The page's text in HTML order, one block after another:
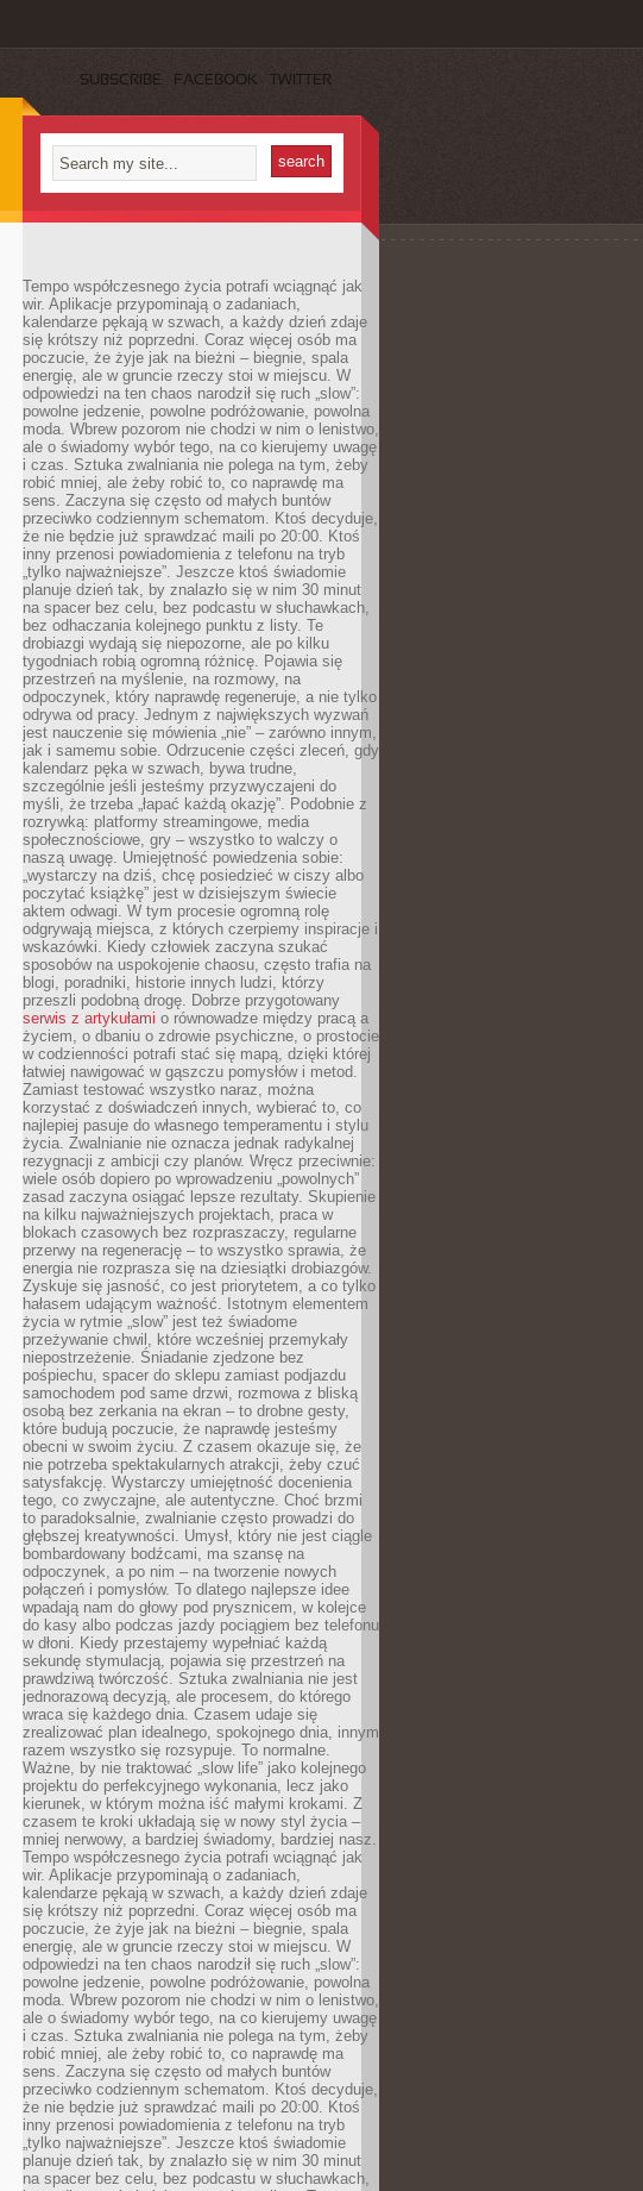
SUBSCRIBE FACEBOOK TWITTER
Tempo współczesnego życia potrafi wciągnąć jak
wir. Aplikacje przypominają o zadaniach,
kalendarze pękają w szwach, a każdy dzień zdaje
się krótszy niż poprzedni. Coraz więcej osób ma
poczucie, że żyje jak na bieżni – biegnie, spala
energię, ale w gruncie rzeczy stoi w miejscu. W
odpowiedzi na ten chaos narodził się ruch „slow”:
powolne jedzenie, powolne podróżowanie, powolna
moda. Wbrew pozorom nie chodzi w nim o lenistwo,
ale o świadomy wybór tego, na co kierujemy uwagę
i czas. Sztuka zwalniania nie polega na tym, żeby
robić mniej, ale żeby robić to, co naprawdę ma
sens. Zaczyna się często od małych buntów
przeciwko codziennym schematom. Ktoś decyduje,
że nie będzie już sprawdzać maili po 20:00. Ktoś
inny przenosi powiadomienia z telefonu na tryb
„tylko najważniejsze”. Jeszcze ktoś świadomie
planuje dzień tak, by znalazło się w nim 30 minut
na spacer bez celu, bez podcastu w słuchawkach,
bez odhaczania kolejnego punktu z listy. Te
drobiazgi wydają się niepozorne, ale po kilku
tygodniach robią ogromną różnicę. Pojawia się
przestrzeń na myślenie, na rozmowy, na
odpoczynek, który naprawdę regeneruje, a nie tylko
odrywa od pracy. Jednym z największych wyzwań
jest nauczenie się mówienia „nie” – zarówno innym,
jak i samemu sobie. Odrzucenie części zleceń, gdy
kalendarz pęka w szwach, bywa trudne,
szczególnie jeśli jesteśmy przyzwyczajeni do
myśli, że trzeba „łapać każdą okazję”. Podobnie z
rozrywką: platformy streamingowe, media
społecznościowe, gry – wszystko to walczy o
naszą uwagę. Umiejętność powiedzenia sobie:
„wystarczy na dziś, chcę posiedzieć w ciszy albo
poczytać książkę” jest w dzisiejszym świecie
aktem odwagi. W tym procesie ogromną rolę
odgrywają miejsca, z których czerpiemy inspiracje i
wskazówki. Kiedy człowiek zaczyna szukać
sposobów na uspokojenie chaosu, często trafia na
blogi, poradniki, historie innych ludzi, którzy
przeszli podobną drogę. Dobrze przygotowany
serwis z artykułami o równowadze między pracą a
życiem, o dbaniu o zdrowie psychiczne, o prostocie
w codzienności potrafi stać się mapą, dzięki której
łatwiej nawigować w gąszczu pomysłów i metod.
Zamiast testować wszystko naraz, można
korzystać z doświadczeń innych, wybierać to, co
najlepiej pasuje do własnego temperamentu i stylu
życia. Zwalnianie nie oznacza jednak radykalnej
rezygnacji z ambicji czy planów. Wręcz przeciwnie:
wiele osób dopiero po wprowadzeniu „powolnych”
zasad zaczyna osiągać lepsze rezultaty. Skupienie
na kilku najważniejszych projektach, praca w
blokach czasowych bez rozpraszaczy, regularne
przerwy na regenerację – to wszystko sprawia, że
energia nie rozprasza się na dziesiątki drobiazgów.
Zyskuje się jasność, co jest priorytetem, a co tylko
hałasem udającym ważność. Istotnym elementem
życia w rytmie „slow” jest też świadome
przeżywanie chwil, które wcześniej przemykały
niepostrzeżenie. Śniadanie zjedzone bez
pośpiechu, spacer do sklepu zamiast podjazdu
samochodem pod same drzwi, rozmowa z bliską
osobą bez zerkania na ekran – to drobne gesty,
które budują poczucie, że naprawdę jesteśmy
obecni w swoim życiu. Z czasem okazuje się, że
nie potrzeba spektakularnych atrakcji, żeby czuć
satysfakcję. Wystarczy umiejętność docenienia
tego, co zwyczajne, ale autentyczne. Choć brzmi
to paradoksalnie, zwalnianie często prowadzi do
głębszej kreatywności. Umysł, który nie jest ciągle
bombardowany bodźcami, ma szansę na
odpoczynek, a po nim – na tworzenie nowych
połączeń i pomysłów. To dlatego najlepsze idee
wpadają nam do głowy pod prysznicem, w kolejce
do kasy albo podczas jazdy pociągiem bez telefonu
w dłoni. Kiedy przestajemy wypełniać każdą
sekundę stymulacją, pojawia się przestrzeń na
prawdziwą twórczość. Sztuka zwalniania nie jest
jednorazową decyzją, ale procesem, do którego
wraca się każdego dnia. Czasem udaje się
zrealizować plan idealnego, spokojnego dnia, innym
razem wszystko się rozsypuje. To normalne.
Ważne, by nie traktować „slow life” jako kolejnego
projektu do perfekcyjnego wykonania, lecz jako
kierunek, w którym można iść małymi krokami. Z
czasem te kroki układają się w nowy styl życia –
mniej nerwowy, a bardziej świadomy, bardziej nasz.
Tempo współczesnego życia potrafi wciągnąć jak
wir. Aplikacje przypominają o zadaniach,
kalendarze pękają w szwach, a każdy dzień zdaje
się krótszy niż poprzedni. Coraz więcej osób ma
poczucie, że żyje jak na bieżni – biegnie, spala
energię, ale w gruncie rzeczy stoi w miejscu. W
odpowiedzi na ten chaos narodził się ruch „slow”:
powolne jedzenie, powolne podróżowanie, powolna
moda. Wbrew pozorom nie chodzi w nim o lenistwo,
ale o świadomy wybór tego, na co kierujemy uwagę
i czas. Sztuka zwalniania nie polega na tym, żeby
robić mniej, ale żeby robić to, co naprawdę ma
sens. Zaczyna się często od małych buntów
przeciwko codziennym schematom. Ktoś decyduje,
że nie będzie już sprawdzać maili po 20:00. Ktoś
inny przenosi powiadomienia z telefonu na tryb
„tylko najważniejsze”. Jeszcze ktoś świadomie
planuje dzień tak, by znalazło się w nim 30 minut
na spacer bez celu, bez podcastu w słuchawkach,